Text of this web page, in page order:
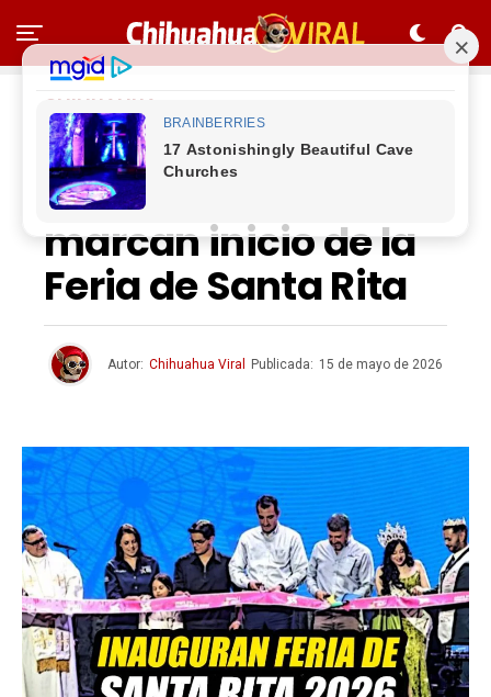
CHIHUAHUA
Corte de listón y
fuegos artificiales
marcan inicio de la
Feria de Santa Rita
Autor: Chihuahua Viral Publicada: 15 de mayo de 2026